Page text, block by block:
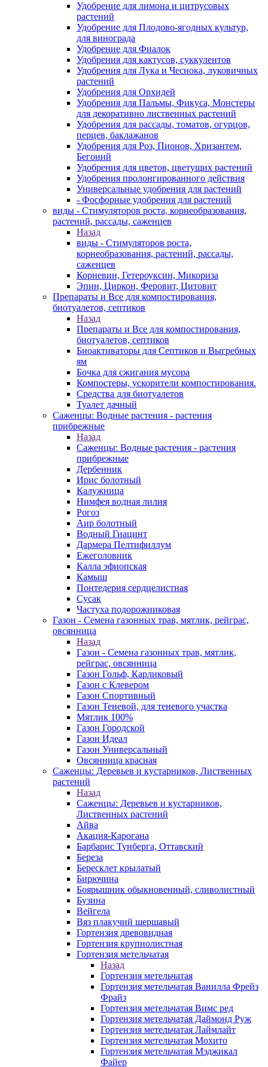
Удобрение для лимона и цитрусовых
растений
Удобрение для Плодово-ягодных культур,
для винограда
Удобрение для Фиалок
Удобрения для кактусов, суккулентов
Удобрения для Лука и Чеснока, луковичных
растений
Удобрения для Орхидей
Удобрения для Пальмы, Фикуса, Монстеры
для декоративно лиственных растений
Удобрения для рассады, томатов, огурцов,
перцев, баклажанов
Удобрения для Роз, Пионов, Хризантем,
Бегоний
Удобрения для цветов, цветущих растений
Удобрения пролонгированного действия
Универсальные удобрения для растений
- Фосфорные удобрения для растений
виды - Стимуляторов роста, корнеобразования,
растений, рассады, саженцев
Назад
виды - Стимуляторов роста,
корнеобразования, растений, рассады,
саженцев
Корневин, Гетероуксин, Микориза
Эпин, Циркон, Феровит, Цитовит
Препараты и Все для компостирования,
биотуалетов, септиков
Назад
Препараты и Все для компостирования,
биотуалетов, септиков
Биоактиваторы для Септиков и Выгребных
ям
Бочка для сжигания мусора
Компостеры, ускорители компостирования.
Средства для биотуалетов
Туалет дачный
Саженцы: Водные растения - растения
прибрежные
Назад
Саженцы: Водные растения - растения
прибрежные
Дербенник
Ирис болотный
Калужница
Нимфея водная лилия
Рогоз
Аир болотный
Водный Гиацинт
Дармера Пелтифиллум
Ежеголовник
Калла эфиопская
Камыш
Понтедерия сердцелистная
Сусак
Частуха подорожниковая
Газон - Семена газонных трав, мятлик, рейграс,
овсянница
Назад
Газон - Семена газонных трав, мятлик,
рейграс, овсянница
Газон Гольф, Карликовый
Газон с Клевером
Газон Спортивный
Газон Теневой, для теневого участка
Мятлик 100%
Газон Городской
Газон Идеал
Газон Универсальный
Овсянница красная
Саженцы: Деревьев и кустарников, Лиственных
растений
Назад
Саженцы: Деревьев и кустарников,
Лиственных растений
Айва
Акация-Карогана
Барбарис Тунберга, Оттавский
Береза
Бересклет крылатый
Бирючина
Боярышник обыкновенный, сливолистный
Бузина
Вейгела
Вяз плакучий шершавый
Гортензия древовидная
Гортензия крупнолистная
Гортензия метельчатая
Назад
Гортензия метельчатая
Гортензия метельчатая Ванилла Фрейз
Фрайз
Гортензия метельчатая Вимс ред
Гортензия метельчатая Даймонд Руж
Гортензия метельчатая Лаймлайт
Гортензия метельчатая Мохито
Гортензия метельчатая Мэджикал
Файер